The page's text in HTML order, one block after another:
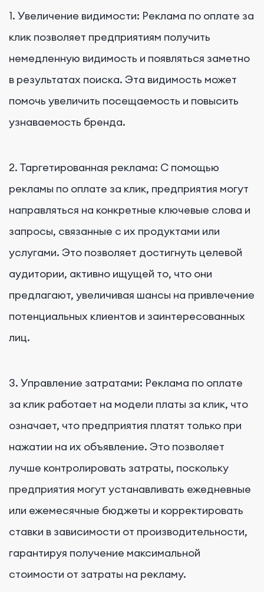
1. Увеличение видимости: Реклама по оплате за
клик позволяет предприятиям получить
немедленную видимость и появляться заметно
в результатах поиска. Эта видимость может
помочь увеличить посещаемость и повысить
узнаваемость бренда.
2. Таргетированная реклама: С помощью
рекламы по оплате за клик, предприятия могут
направляться на конкретные ключевые слова и
запросы, связанные с их продуктами или
услугами. Это позволяет достигнуть целевой
аудитории, активно ищущей то, что они
предлагают, увеличивая шансы на привлечение
потенциальных клиентов и заинтересованных
лиц.
3. Управление затратами: Реклама по оплате
за клик работает на модели платы за клик, что
означает, что предприятия платят только при
нажатии на их объявление. Это позволяет
лучше контролировать затраты, поскольку
предприятия могут устанавливать ежедневные
или ежемесячные бюджеты и корректировать
ставки в зависимости от производительности,
гарантируя получение максимальной
стоимости от затраты на рекламу.